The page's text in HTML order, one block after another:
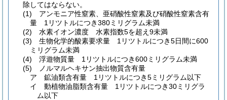
除してはならない。
(1)
アンモニア性窒素、亜硝酸性窒素及び硝酸性窒素含有
量 1リツトルにつき380ミリグラム未満
(2)
水素イオン濃度 水素指数5を超え9未満
(3)
生物化学的酸素要求量 1リツトルにつき5日間に600
ミリグラム未満
(4)
浮遊物質量 1リツトルにつき600ミリグラム未満
(5)
ノルマルヘキサン抽出物質含有量
ア
鉱油類含有量 1リツトルにつき5ミリグラム以下
イ
動植物油脂類含有量 1リツトルにつき30ミリグラ
ム以下